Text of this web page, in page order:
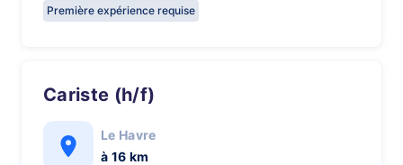
Première expérience requise
Cariste (h/f)
Le Havre
à 16 km